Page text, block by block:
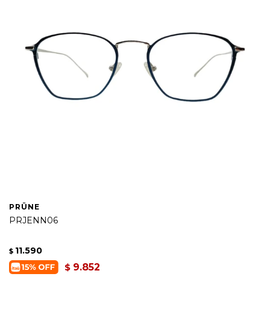
PRÜNE
PRJENN06
$ 11.590
$ 9.852